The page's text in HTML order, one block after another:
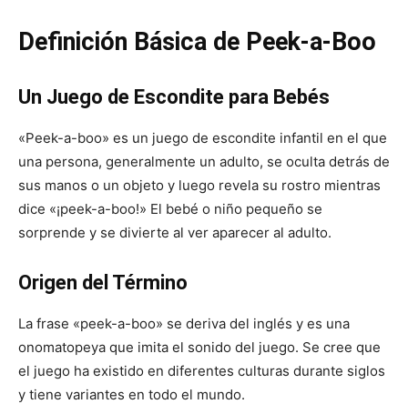
Definición Básica de Peek-a-Boo
Un Juego de Escondite para Bebés
«Peek-a-boo» es un juego de escondite infantil en el que
una persona, generalmente un adulto, se oculta detrás de
sus manos o un objeto y luego revela su rostro mientras
dice «¡peek-a-boo!» El bebé o niño pequeño se
sorprende y se divierte al ver aparecer al adulto.
Origen del Término
La frase «peek-a-boo» se deriva del inglés y es una
onomatopeya que imita el sonido del juego. Se cree que
el juego ha existido en diferentes culturas durante siglos
y tiene variantes en todo el mundo.